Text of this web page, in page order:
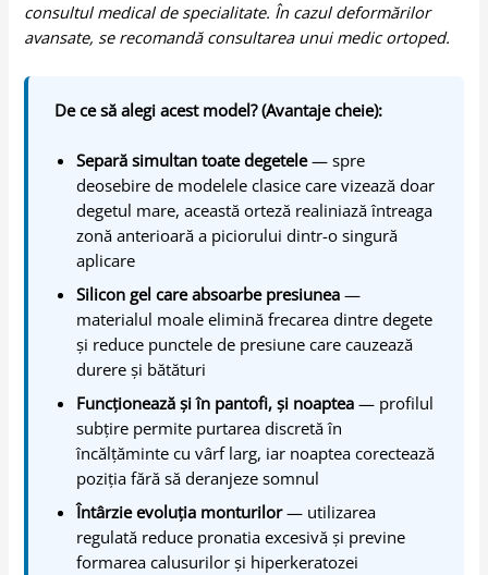
consultul medical de specialitate. În cazul deformărilor
avansate, se recomandă consultarea unui medic ortoped.
De ce să alegi acest model? (Avantaje cheie):
Separă simultan toate degetele— spre
deosebire de modelele clasice care vizează doar
degetul mare, această orteză realiniază întreaga
zonă anterioară a piciorului dintr-o singură
aplicare
Silicon gel care absoarbe presiunea —
materialul moale elimină frecarea dintre degete
și reduce punctele de presiune care cauzează
durere și bătături
Funcționează și în pantofi, și noaptea — profilul
subțire permite purtarea discretă în
încălțăminte cu vârf larg, iar noaptea corectează
poziția fără să deranjeze somnul
Întârzie evoluția monturilor— utilizarea
regulată reduce pronatia excesivă și previne
formarea calusurilor și hiperkeratozei